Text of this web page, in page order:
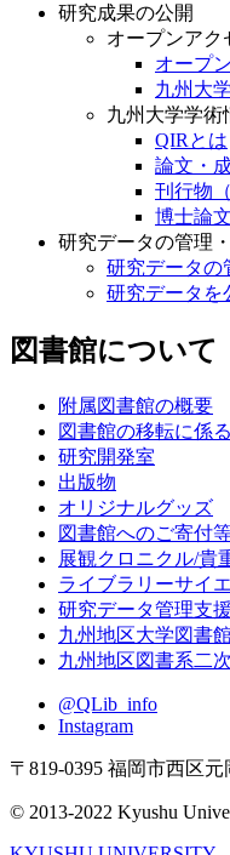
研究成果の公開
オープンアク
オープ
九州大
九州大学学術
QIRとは
論文・
刊行物
博士論
研究データの管理
研究データの
研究データを
図書館について
附属図書館の概要
図書館の移転に係
研究開発室
出版物
オリジナルグッズ
図書館へのご寄付
展観クロニクル/貴
ライブラリーサイ
研究データ管理支
九州地区大学図書
九州地区図書系二
@QLib_info
Instagram
〒819-0395 福岡市西区元
© 2013-2022 Kyushu